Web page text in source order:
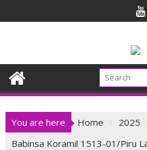
to
You are here Home 2025
Babinsa Koramil 1513-01/Piru